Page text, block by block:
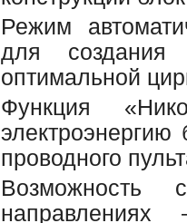
Режим
для создания
оптимальной
Функция
проводного
Возможность